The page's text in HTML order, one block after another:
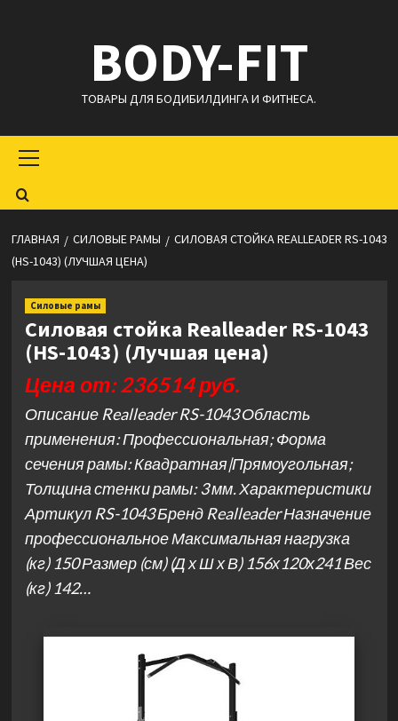
BODY-FIT
ТОВАРЫ ДЛЯ БОДИБИЛДИНГА И ФИТНЕСА.
меню
ГЛАВНАЯ СИЛОВЫЕ РАМЫ
СИЛОВАЯ СТОЙКА REALLEADER RS-1043
(HS-1043) (ЛУЧШАЯ ЦЕНА)
Силовые рамы
Силовая стойка Realleader RS-1043
(HS-1043) (Лучшая цена)
Цена от: 236514 руб.
Описание Realleader RS-1043 Область
применения: Профессиональная; Форма
сечения рамы: Квадратная|Прямоугольная;
Толщина стенки рамы: 3 мм. Характеристики
Артикул RS-1043 Бренд Realleader Назначение
профессиональное Максимальная нагрузка
(кг) 150 Размер (см) (Д х Ш х В) 156х120х241 Вес
(кг) 142…